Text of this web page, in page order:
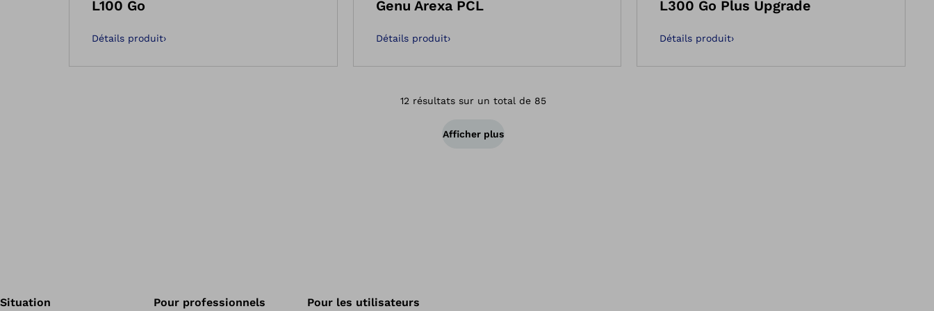
L100 Go
Détails produit›
Genu Arexa PCL
Détails produit›
L300 Go Plus Upgrade
Détails produit›
12 résultats sur un total de 85
Afficher plus
Situation Pour professionnels Pour les utilisateurs